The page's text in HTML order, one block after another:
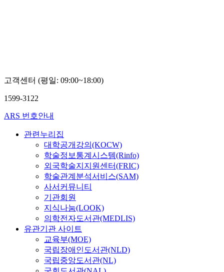
고객센터 (평일: 09:00~18:00)
1599-3122
ARS 번호안내
관련누리집
대학공개강의(KOCW)
학술정보통계시스템(Rinfo)
외국학술지지원센터(FRIC)
학술관계분석서비스(SAM)
사서커뮤니티
기관회원
지식나눔(LOOK)
의학전자도서관(MEDLIS)
유관기관 사이트
교육부(MOE)
국립장애인도서관(NLD)
국립중앙도서관(NL)